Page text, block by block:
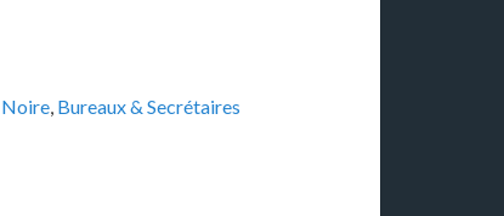
, Bureaux & Secrétaires